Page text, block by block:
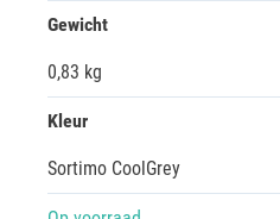
Gewicht
0,83 kg
Kleur
Sortimo CoolGrey